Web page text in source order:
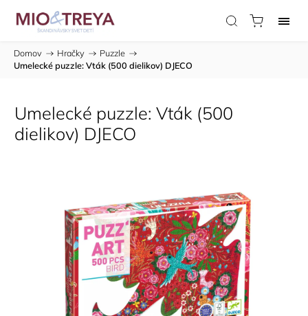
Domov / Hračky / Puzzle /
Umelecké puzzle: Vták (500 dielikov) DJECO
Umelecké puzzle: Vták (500
dielikov) DJECO